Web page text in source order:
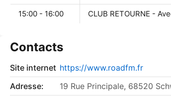
15:00 - 16:00 CLUB RETOURNE -
Contacts
Site internet https://www.roadfm.fr
Adresse:
19 Rue Principale, 68520